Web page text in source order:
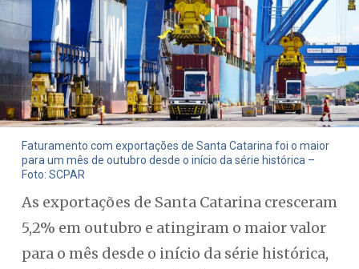
Faturamento com exportações de Santa Catarina foi o maior
para um mês de outubro desde o início da série histórica –
Foto: SCPAR
As exportações de Santa Catarina cresceram
5,2% em outubro e atingiram o maior valor
para o mês desde o início da série histórica,